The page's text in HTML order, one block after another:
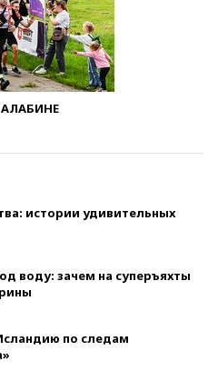
истории удивительных
воду: зачем на суперъяхты
по следам